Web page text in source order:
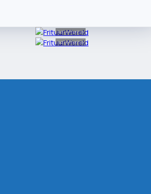
Advertentie
Advertentie